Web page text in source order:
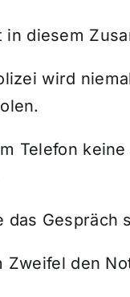
in diesem
wird
Telefon
das
Zweifel den